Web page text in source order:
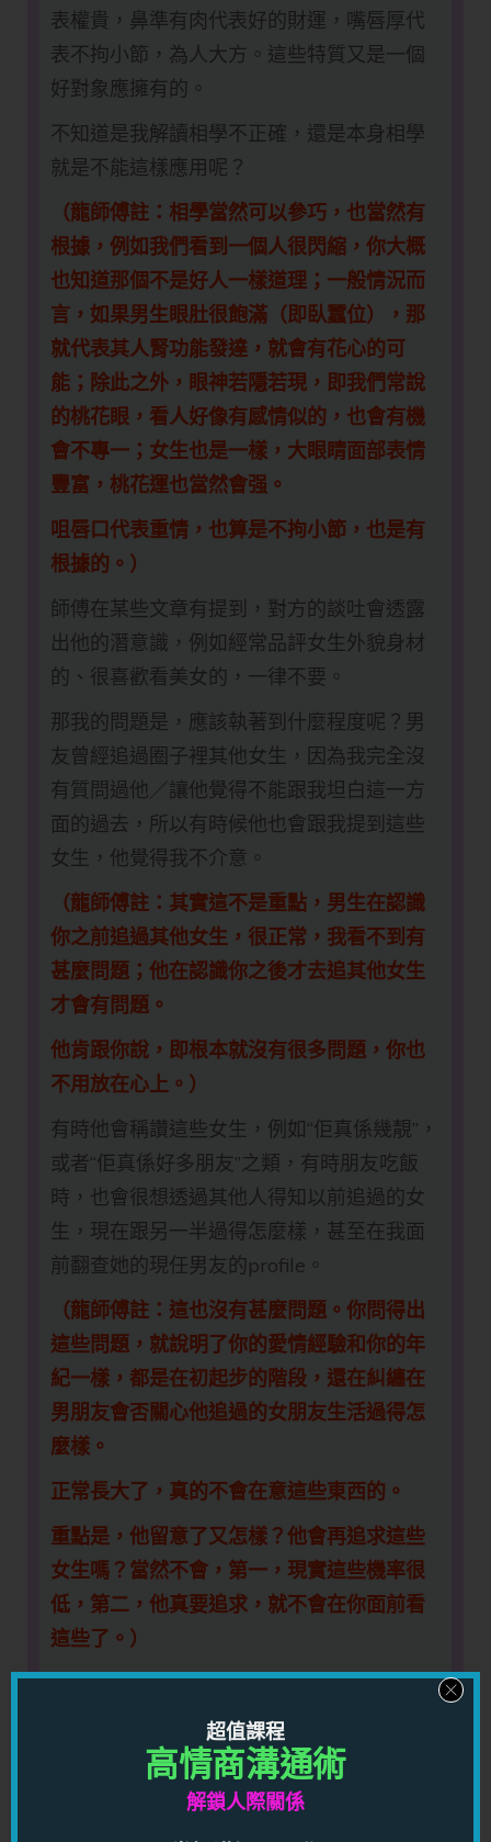
表權貴，鼻準有肉代表好的財運，嘴唇厚代
表不拘小節，為人大方。這些特質又是一個
好對象應擁有的。
不知道是我解讀相學不正確，還是本身相學
就是不能這樣應用呢？
（龍師傅註：相學當然可以參巧，也當然有
根據，例如我們看到一個人很閃縮，你大概
也知道那個不是好人一樣道理；一般情況而
言，如果男生眼肚很飽滿（即臥蠶位），那
就代表其人腎功能發達，就會有花心的可
能；除此之外，眼神若隱若現，即我們常說
的桃花眼，看人好像有感情似的，也會有機
會不專一；女生也是一樣，大眼睛面部表情
豐富，桃花運也當然會强。
咀唇口代表重情，也算是不拘小節，也是有
根據的。）
師傅在某些文章有提到，對方的談吐會透露
出他的潛意識，例如經常品評女生外貌身材
的、很喜歡看美女的，一律不要。
那我的問題是，應該執著到什麼程度呢？男
友曾經追過圈子裡其他女生，因為我完全沒
有質問過他／讓他覺得不能跟我坦白這一方
面的過去，所以有時候他也會跟我提到這些
女生，他覺得我不介意。
（龍師傅註：其實這不是重點，男生在認識
你之前追過其他女生，很正常，我看不到有
甚麼問題；他在認識你之後才去追其他女生
才會有問題。
他肯跟你說，即根本就沒有很多問題，你也
不用放在心上。）
有時他會稱讚這些女生，例如“佢真係幾靚”，
或者“佢真係好多朋友”之類，有時朋友吃飯
時，也會很想透過其他人得知以前追過的女
生，現在跟另一半過得怎麼樣，甚至在我面
前翻查她的現任男友的profile。
（龍師傅註：這也沒有甚麼問題。你問得出
這些問題，就說明了你的愛情經驗和你的年
紀一樣，都是在初起步的階段，還在糾纏在
男朋友會否關心他追過的女朋友生活過得怎
麼樣。
正常長大了，真的不會在意這些東西的。
重點是，他留意了又怎樣？他會再追求這些
女生嗎？當然不會，第一，現實這些機率很
低，第二，他真要追求，就不會在你面前看
這些了。）
search box 彈出來的最近翻查紀錄，有時也
會包括這些女生。這些事情我只是看在眼
裡，沒有吭聲，因為不知道應該說什麼、是
否現在要說。這些行為可能是不專一的表現
超值課程
高情商溝通術
解鎖人際關係